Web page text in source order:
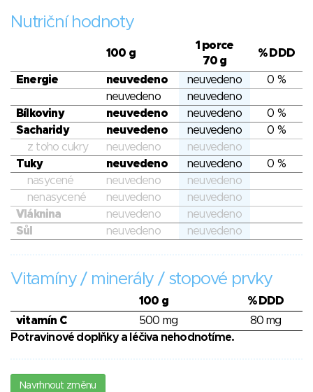
Nutriční hodnoty
100 g
1 porce
70 g
% DDD
Energie neuvedeno neuvedeno
0 %
neuvedeno
neuvedeno
Bílkoviny
neuvedeno neuvedeno
0 %
Sacharidy
neuvedeno neuvedeno
0 %
z toho cukry
neuvedeno
neuvedeno
Tuky
neuvedeno neuvedeno
0 %
nasycené
neuvedeno
neuvedeno
nenasycené
neuvedeno
neuvedeno
Vláknina
neuvedeno
neuvedeno
Sůl
neuvedeno neuvedeno
Vitamíny / minerály / stopové prvky
100 g
% DDD
vitamín C
500 mg
80 mg
Potravinové doplňky a léčiva nehodnotíme.
Navrhnout změnu